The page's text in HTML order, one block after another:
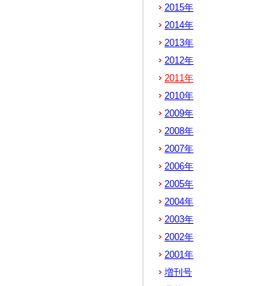
2015年
2014年
2013年
2012年
2011年
2010年
2009年
2008年
2007年
2006年
2005年
2004年
2003年
2002年
2001年
増刊号